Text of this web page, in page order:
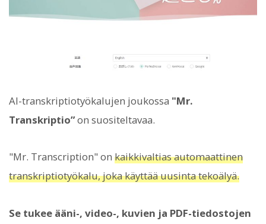
AI-transkriptiotyökalujen joukossa "Mr.
Transkriptio”on suositeltavaa.
"Mr. Transcription" on kaikkivaltias automaattinen
transkriptiotyökalu, joka käyttää uusinta tekoälyä.
Se tukee ääni-, video-, kuvien ja PDF-tiedostojen